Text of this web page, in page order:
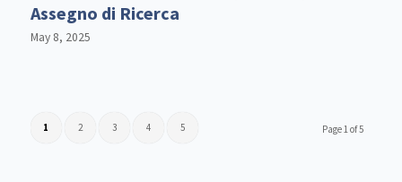
Assegno di Ricerca
May 8, 2025
Page 1 of 5
1 2 3 4 5